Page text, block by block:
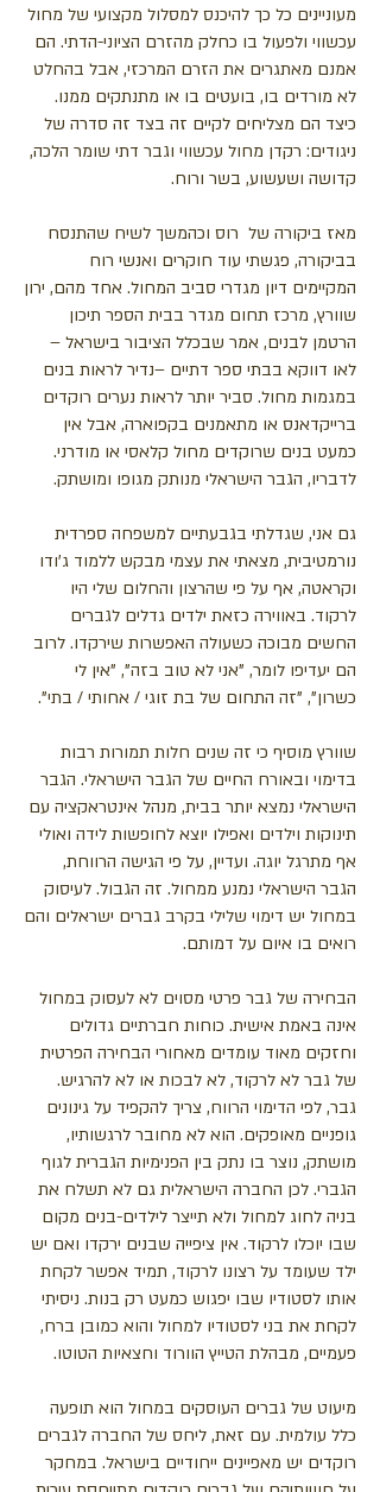
מעוניינים כל כך להיכנס למסלול מקצועי של מחול
עכשווי ולפעול בו כחלק מהזרם הציוני-הדתי. הם
אמנם מאתגרים את הזרם המרכזי, אבל בהחלט
לא מורדים בו, בועטים בו או מתנתקים ממנו.
כיצד הם מצליחים לקיים זה בצד זה סדרה של
ניגודים: רקדן מחול עכשווי וגבר דתי שומר הלכה,
קדושה ושעשוע, בשר ורוח.
מאז ביקורה של רוס וכהמשך לשיח שהתנסח
בביקורה, פגשתי עוד חוקרים ואנשי רוח
המקיימים דיון מגדרי סביב המחול. אחד מהם, ירון
שוורץ, מרכז תחום מגדר בבית הספר תיכון
הרטמן לבנים, אמר שבכלל הציבור בישראל –
לאו דווקא בבתי ספר דתיים –נדיר לראות בנים
במגמות מחול. סביר יותר לראות נערים רוקדים
ברייקדאנס או מתאמנים בקפוארה, אבל אין
כמעט בנים שרוקדים מחול קלאסי או מודרני.
לדבריו, הגבר הישראלי מנותק מגופו ומושתק.
גם אני, שגדלתי בגבעתיים למשפחה ספרדית
נורמטיבית, מצאתי את עצמי מבקש ללמוד ג'ודו
וקראטה, אף על פי שהרצון והחלום שלי היו
לרקוד. באווירה כזאת ילדים גדלים לגברים
החשים מבוכה כשעולה האפשרות שירקדו. לרוב
הם יעדיפו לומר, "אני לא טוב בזה", "אין לי
כשרון", "זה התחום של בת זוגי / אחותי / בתי".
שוורץ מוסיף כי זה שנים חלות תמורות רבות
בדימוי ובאורח החיים של הגבר הישראלי. הגבר
הישראלי נמצא יותר בבית, מנהל אינטראקציה עם
תינוקות וילדים ואפילו יוצא לחופשות לידה ואולי
אף מתרגל יוגה. ועדיין, על פי הגישה הרווחת,
הגבר הישראלי נמנע ממחול. זה הגבול. לעיסוק
במחול יש דימוי שלילי בקרב גברים ישראלים והם
רואים בו איום על דמותם.
הבחירה של גבר פרטי מסוים לא לעסוק במחול
אינה באמת אישית. כוחות חברתיים גדולים
וחזקים מאוד עומדים מאחורי הבחירה הפרטית
של גבר לא לרקוד, לא לבכות או לא להרגיש.
גבר, לפי הדימוי הרווח, צריך להקפיד על גינונים
גופניים מאופקים. הוא לא מחובר לרגשותיו,
מושתק, נוצר בו נתק בין הפנימיות הגברית לגוף
הגברי. לכן החברה הישראלית גם לא תשלח את
בניה לחוג למחול ולא תייצר לילדים-בנים מקום
שבו יוכלו לרקוד. אין ציפייה שבנים ירקדו ואם יש
ילד שעומד על רצונו לרקוד, תמיד אפשר לקחת
אותו לסטודיו שבו יפגוש כמעט רק בנות. ניסיתי
לקחת את בני לסטודיו למחול והוא כמובן ברח,
פעמיים, מבהלת הטייץ הוורוד וחצאיות הטוטו.
מיעוט של גברים העוסקים במחול הוא תופעה
כלל עולמית. עם זאת, ליחס של החברה לגברים
רוקדים יש מאפיינים ייחודיים בישראל. במחקר